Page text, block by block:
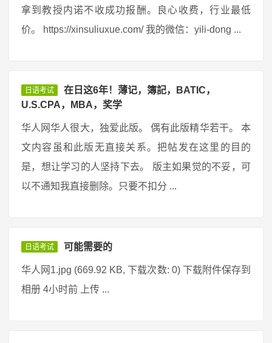
拿到教授内诺不收成功报酬。良心收费，行业最低
价。 https://xinsuliuxue.com/ 我的微信：yili-dong ...
日语考试
在日这6年！薄记，簿記，BATIC，
U.S.CPA，MBA，奖学
华人网华人很大，独爱此版。 偶有此版精华若干。 本
文内容虽和此版无直接关系。把帖发在这里的目的
是，想让学习的人坚持下去。 版主如果觉的不妥，可
以不通知我直接删除。只要不扣分 ...
日语考试 可能需要的
华人网1.jpg (669.92 KB, 下载次数: 0) 下载附件保存到
相册 4小时前 上传 ...